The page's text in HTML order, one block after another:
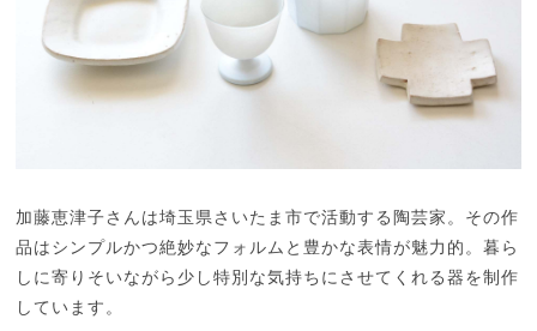
加藤恵津子さんは埼玉県さいたま市で活動する陶芸家。その作
品はシンプルかつ絶妙なフォルムと豊かな表情が魅力的。暮ら
しに寄りそいながら少し特別な気持ちにさせてくれる器を制作
しています。